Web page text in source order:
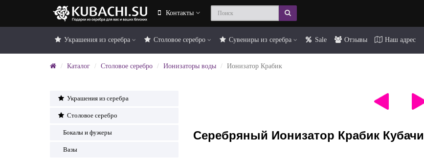
Контакты
Украшения из серебра Столовое серебро Сувениры из серебра Sale Отзывы Наш адрес
Каталог Столовое серебро Ионизаторы воды Ионизатор Крабик
Украшения из серебра
Столовое серебро
Бокалы и фужеры
Вазы
Серебряный Ионизатор Крабик Кубачи